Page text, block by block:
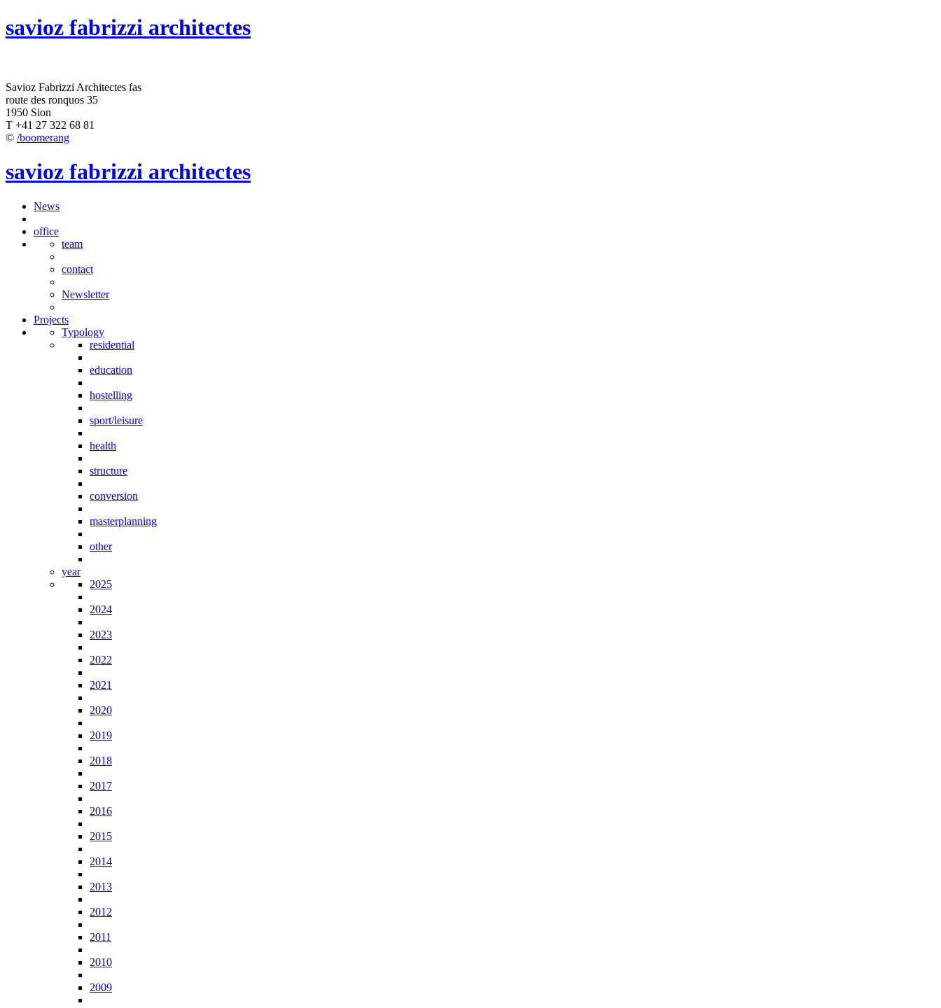
savioz fabrizzi architectes
Savioz Fabrizzi Architectes fas
route des ronquos 35
1950 Sion
T +41 27 322 68 81
© /boomerang
savioz fabrizzi architectes
News
office
team
contact
Newsletter
Projects
Typology
residential
education
hostelling
sport/leisure
health
structure
conversion
masterplanning
other
year
2025
2024
2023
2022
2021
2020
2019
2018
2017
2016
2015
2014
2013
2012
2011
2010
2009